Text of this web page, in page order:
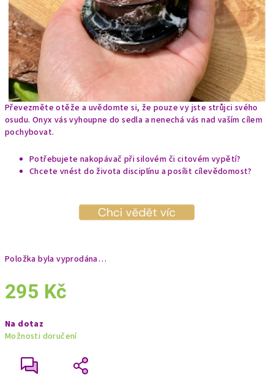
Převezměte otěže a uvědomte si, že pouze vy jste strůjci svého
osudu. Onyx vás vyhoupne do sedla a nenechá vás nad vaším cílem
pochybovat.
Potřebujete nakopávač při silovém či citovém vypětí?
Chcete vnést do života disciplínu a posílit cílevědomost?
Položka byla vyprodána…
295 Kč
cena:
Na dotaz
Možnosti doručení